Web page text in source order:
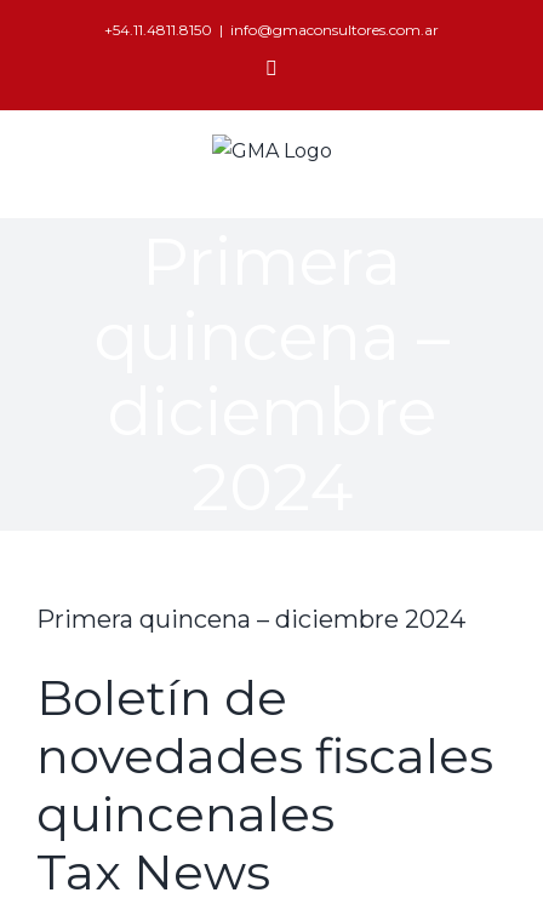
+54.11.4811.8150 | info@gmaconsultores.com.ar
Primera quincena – diciembre 2024
Boletín de
novedades fiscales
quincenales
Tax News